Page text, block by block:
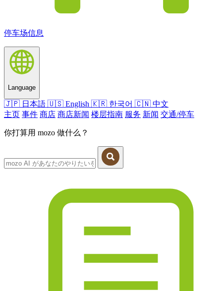
停车场信息
Language
🇯🇵 日本語 🇺🇸 English 🇰🇷 한국어 🇨🇳 中文
主页 事件 商店 商店新闻 楼层指南 服务 新闻 交通/停车
你打算用 mozo 做什么？